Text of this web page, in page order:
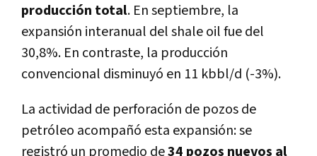
producción total. En septiembre, la
expansión interanual del shale oil fue del
30,8%. En contraste, la producción
convencional disminuyó en 11 kbbl/d (-3%).
La actividad de perforación de pozos de
petróleo acompañó esta expansión: se
registró un promedio de34 pozos nuevos al